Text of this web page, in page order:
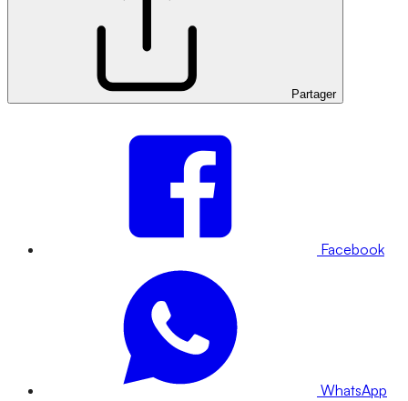
Partager
Facebook
WhatsApp